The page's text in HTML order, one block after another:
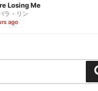
Losing Me
ラ・リン
ago